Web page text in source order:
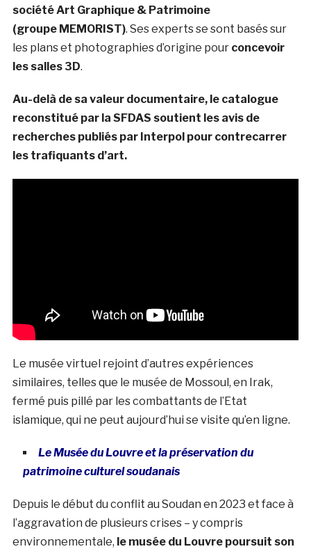
société Art Graphique & Patrimoine
(groupe MEMORIST). Ses experts se sont basés sur
les plans et photographies d’origine pour concevoir
les salles 3D.
Au-delà de sa valeur documentaire, le catalogue
reconstitué par la SFDAS soutient les avis de
recherches publiés par Interpol pour contrecarrer
les trafiquants d’art.
Le musée virtuel rejoint d’autres expériences
similaires, telles que le musée de Mossoul, en Irak,
fermé puis pillé par les combattants de l’Etat
islamique, qui ne peut aujourd’hui se visite qu’en ligne.
Le Musée du Louvre et la préservation du
patrimoine culturel soudanais
Depuis le début du conflit au Soudan en 2023 et face à
l’aggravation de plusieurs crises – y compris
environnementale, le musée du Louvre poursuit son